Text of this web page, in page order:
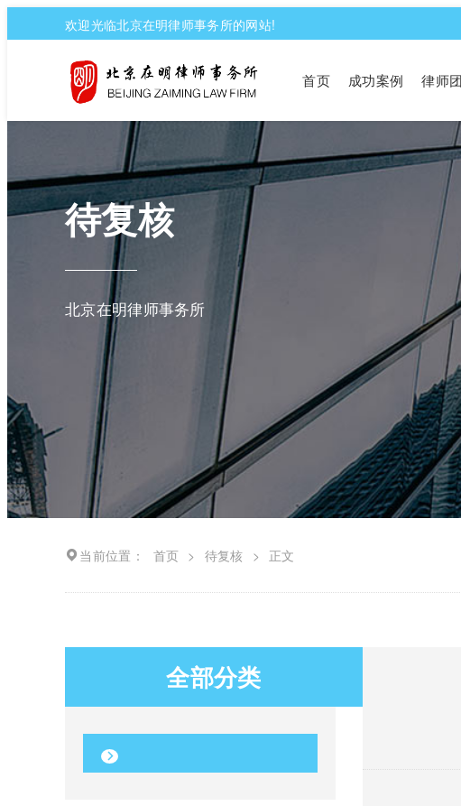
欢迎光临北京在明律师事务所的网站!
首页 成功案例 律师
待复核
北京在明律师事务所
当前位置： 首页 > 待复核 > 正文
全部分类